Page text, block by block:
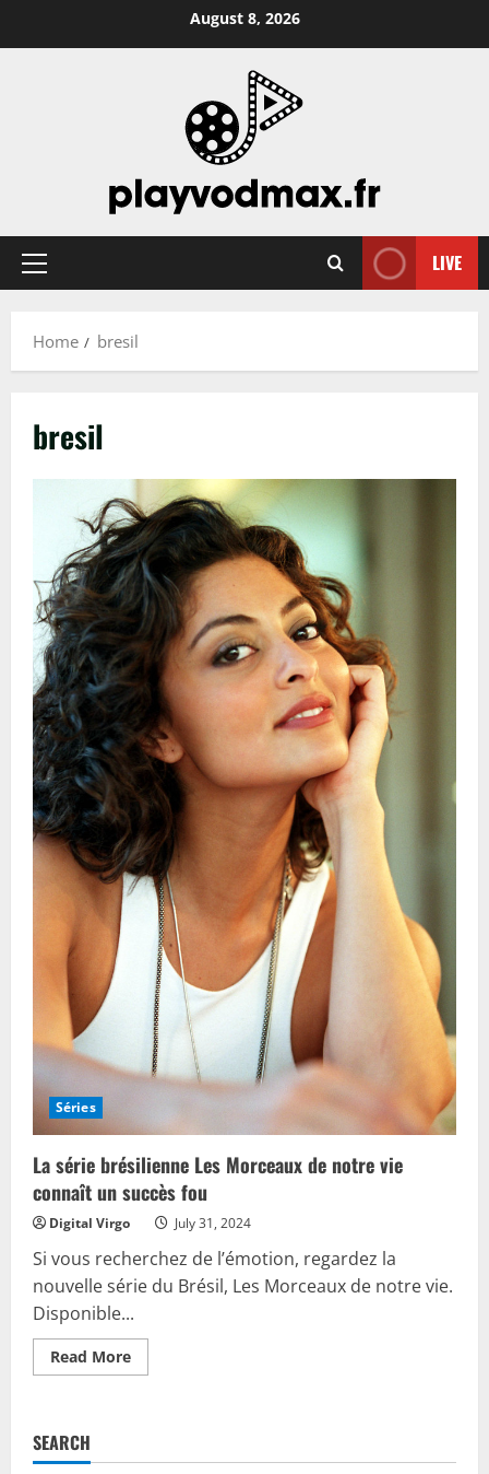
August 8, 2026
Primary
LIVE
Home bresil
bresil
Séries
La série brésilienne Les Morceaux de notre vie
connaît un succès fou
Digital Virgo July 31, 2024
Si vous recherchez de l’émotion, regardez la
nouvelle série du Brésil, Les Morceaux de notre vie.
Disponible...
Read MoreRead
more
Morceaux
SEARCH